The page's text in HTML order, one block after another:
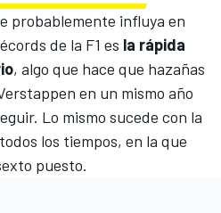
probablemente influya en
de la F1 es la rápida
, algo que hace que hazañas
en un mismo año
Lo mismo sucede con la
los tiempos, en la que
puesto.